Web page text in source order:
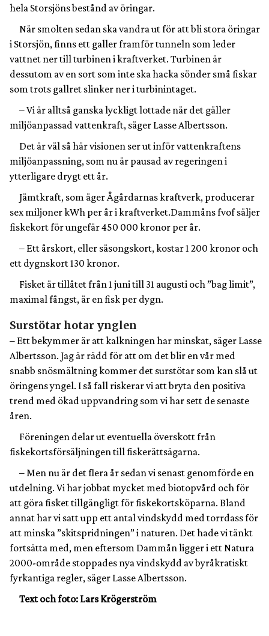
hela Storsjöns bestånd av öringar.
När smolten sedan ska vandra ut för att bli stora öringar
i Storsjön, finns ett galler framför tunneln som leder
vattnet ner till turbinen i kraftverket. Turbinen är
dessutom av en sort som inte ska hacka sönder små fiskar
som trots gallret slinker ner i turbinintaget.
– Vi är alltså ganska lyckligt lottade när det gäller
miljöanpassad vattenkraft, säger Lasse Albertsson.
Det är väl så här visionen ser ut inför vattenkraftens
miljöanpassning, som nu är pausad av regeringen i
ytterligare drygt ett år.
Jämtkraft, som äger Ågårdarnas kraftverk, producerar
sex miljoner kWh per år i kraftverket.Dammåns fvof säljer
fiskekort för ungefär 450 000 kronor per år.
– Ett årskort, eller säsongskort, kostar 1 200 kronor och
ett dygnskort 130 kronor.
Fisket är tillåtet från 1 juni till 31 augusti och ”bag limit”,
maximal fångst, är en fisk per dygn.
Surstötar hotar ynglen
– Ett bekymmer är att kalkningen har minskat, säger Lasse
Albertsson. Jag är rädd för att om det blir en vår med
snabb snösmältning kommer det surstötar som kan slå ut
öringens yngel. I så fall riskerar vi att bryta den positiva
trend med ökad uppvandring som vi har sett de senaste
åren.
Föreningen delar ut eventuella överskott från
fiskekortsförsäljningen till fiskerättsägarna.
– Men nu är det flera år sedan vi senast genomförde en
utdelning. Vi har jobbat mycket med biotopvård och för
att göra fisket tillgängligt för fiskekortsköparna. Bland
annat har vi satt upp ett antal vindskydd med torrdass för
att minska ”skitspridningen” i naturen. Det hade vi tänkt
fortsätta med, men eftersom Dammån ligger i ett Natura
2000-område stoppades nya vindskydd av byråkratiskt
fyrkantiga regler, säger Lasse Albertsson.
Text och foto: Lars Krögerström